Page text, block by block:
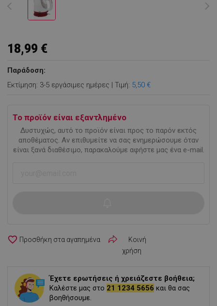
18,99 €
Παράδοση:
Εκτίμηση: 3-5 εργάσιμες ημέρες | Τιμή: 5,50 €
Το προϊόν είναι εξαντλημένο
Δυστυχώς, αυτό το προϊόν είναι προς το παρόν εκτός
αποθέματος. Αν επιθυμείτε να σας ενημερώσουμε όταν
είναι ξανά διαθέσιμο, παρακαλούμε αφήστε μας ένα e-mail.
favorite_border
Κοινή
χρήση
Έχετε ερωτήσεις ή χρειάζεστε βοήθεια;
Καλέστε μας στο 21 1234 5656 και θα σας
βοηθήσουμε.